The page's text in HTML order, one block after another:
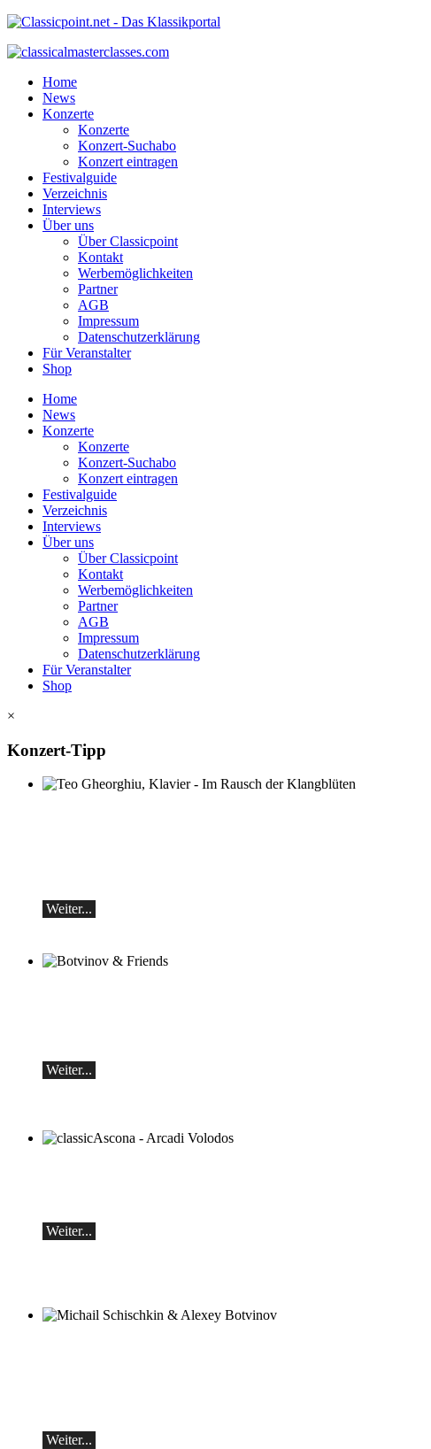
Home
News
Konzerte
Konzerte
Konzert-Suchabo
Konzert eintragen
Festivalguide
Verzeichnis
Interviews
Über uns
Über Classicpoint
Kontakt
Werbemöglichkeiten
Partner
AGB
Impressum
Datenschutzerklärung
Für Veranstalter
Shop
Home
News
Konzerte
Konzerte
Konzert-Suchabo
Konzert eintragen
Festivalguide
Verzeichnis
Interviews
Über uns
Über Classicpoint
Kontakt
Werbemöglichkeiten
Partner
AGB
Impressum
Datenschutzerklärung
Für Veranstalter
Shop
×
Konzert-Tipp
Weiter...
Weiter...
Weiter...
Weiter...